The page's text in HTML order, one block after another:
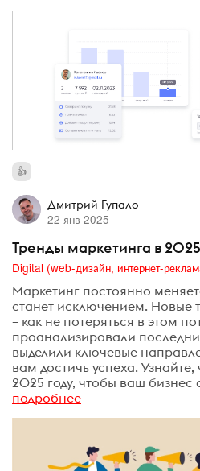
Дмитрий Гупало
22 янв 2025
Тренды маркетинга в 2025
Маркетинг постоянно
станет исключением. Новые
– как не потеряться в этом
проанализировали
выделили ключевые
вам достичь успеха. Узнайте,
2025 году, чтобы ваш
подробнее